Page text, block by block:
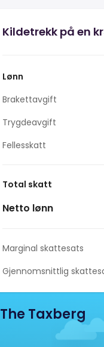
Kildetrekk på en
Lønn
Brakettavgift
Trygdeavgift
Fellesskatt
Total skatt
Netto lønn
Marginal skattesats
Gjennomsnittlig
The Taxberg